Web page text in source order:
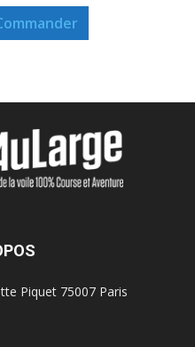
Piquet 75007 Paris